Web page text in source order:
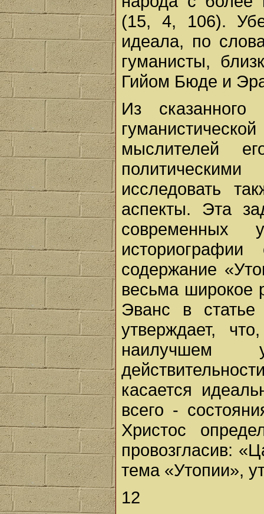
(15, 4, 106).
идеала, по
гуманисты,
Гийом Бюде и
Из
мыслителей
исследовать
аспекты. Эта
современных
содержание
весьма широкое
Эванс в
утверждает,
наилучшем
касается
всего -
Христос
провозгласив:
тема «Утопии»,
12